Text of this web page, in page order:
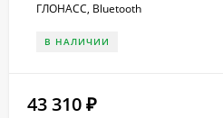
ГЛОНАСС, Bluetooth
В НАЛИЧИИ
43 310 ₽